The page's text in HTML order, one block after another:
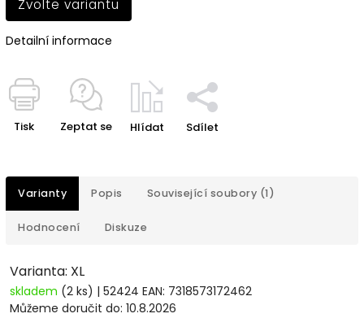
Zvolte variantu
Detailní informace
Tisk Zeptat se Hlídat Sdílet
Varianty Popis Související soubory (1)
Hodnocení Diskuze
Varianta: XL
skladem (2 ks) | 52424 EAN: 7318573172462
Můžeme doručit do: 10.8.2026